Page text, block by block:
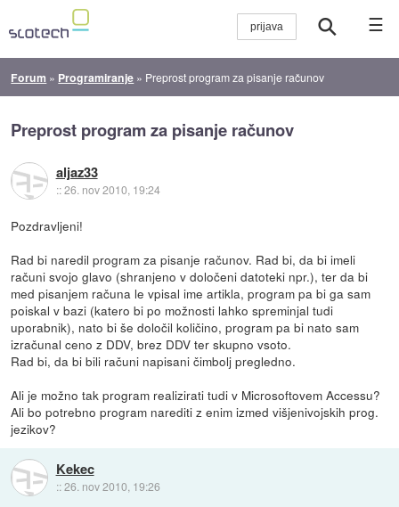
☰
Forum » Programiranje » Preprost program za pisanje računov
Preprost program za pisanje računov
aljaz33
::26. nov 2010, 19:24
Pozdravljeni!
Rad bi naredil program za pisanje računov. Rad bi, da bi imeli
računi svojo glavo (shranjeno v določeni datoteki npr.), ter da bi
med pisanjem računa le vpisal ime artikla, program pa bi ga sam
poiskal v bazi (katero bi po možnosti lahko spreminjal tudi
uporabnik), nato bi še določil količino, program pa bi nato sam
izračunal ceno z DDV, brez DDV ter skupno vsoto.
Rad bi, da bi bili računi napisani čimbolj pregledno.
Ali je možno tak program realizirati tudi v Microsoftovem Accessu?
Ali bo potrebno program narediti z enim izmed višjenivojskih prog.
jezikov?
Kekec
::26. nov 2010, 19:26